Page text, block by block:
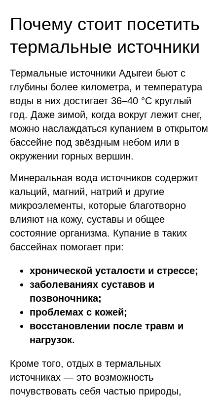
Почему стоит посетить
термальные источники
Термальные источники Адыгеи бьют с
глубины более километра, и температура
воды в них достигает 36–40 °C круглый
год. Даже зимой, когда вокруг лежит снег,
можно наслаждаться купанием в открытом
бассейне под звёздным небом или в
окружении горных вершин.
Минеральная вода источников содержит
кальций, магний, натрий и другие
микроэлементы, которые благотворно
влияют на кожу, суставы и общее
состояние организма. Купание в таких
бассейнах помогает при:
хронической усталости и стрессе;
заболеваниях суставов и
позвоночника;
проблемах с кожей;
восстановлении после травм и
нагрузок.
Кроме того, отдых в термальных
источниках — это возможность
почувствовать себя частью природы,